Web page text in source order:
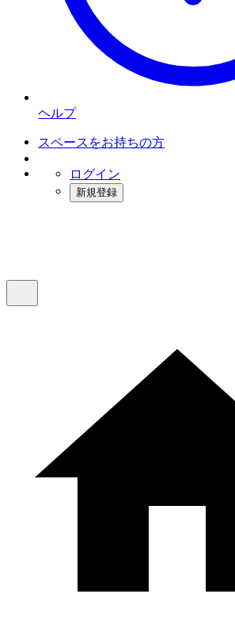
ヘルプ
スペースをお持ちの方
ログイン
新規登録